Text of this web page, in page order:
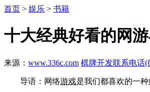
首页 > 娱乐 > 书籍
十大经典好看的网
来源： www.336c.com 棋牌开发联系电话(
导语：网络游戏是我们都喜欢的一